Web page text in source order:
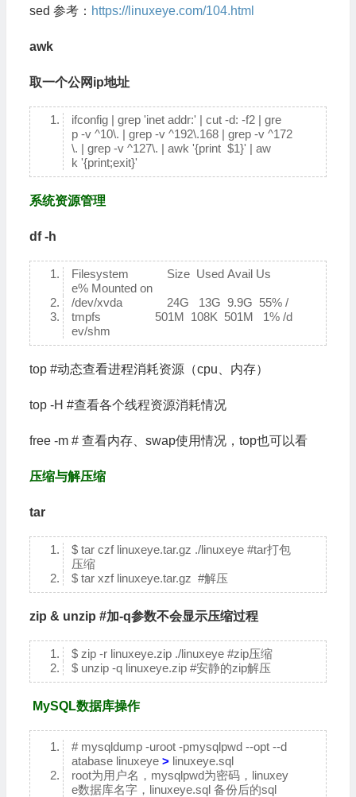
sed 参考： https://linuxeye.com/104.html
awk
取一个公网ip地址
ifconfig | grep 'inet addr:' | cut -d: -f2 | gre
p -v ^10\. | grep -v ^192\.168 | grep -v ^172
\. | grep -v ^127\. | awk '{print $1}' | aw
k '{print;exit}'
系统资源管理
df -h
Filesystem Size Used Avail Us
e% Mounted on
/dev/xvda 24G 13G 9.9G 55% /
tmpfs 501M 108K 501M 1% /d
ev/shm
top #动态查看进程消耗资源（cpu、内存）
top -H #查看各个线程资源消耗情况
free -m # 查看内存、swap使用情况，top也可以看
压缩与解压缩
tar
$ tar czf linuxeye.tar.gz ./linuxeye #tar打包
压缩
$ tar xzf linuxeye.tar.gz #解压
zip & unzip #加-q参数不会显示压缩过程
$ zip -r linuxeye.zip ./linuxeye #zip压缩
$ unzip -q linuxeye.zip #安静的zip解压
MySQL数据库操作
# mysqldump -uroot -pmysqlpwd --opt --d
atabase linuxeye >linuxeye.sql
root为用户名，mysqlpwd为密码，linuxey
e数据库名字，linuxeye.sql 备份后的sql